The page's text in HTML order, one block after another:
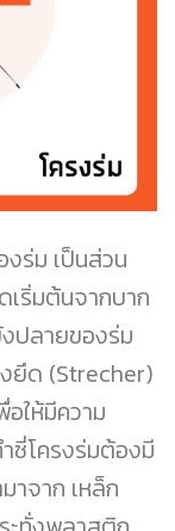
งร่ม เป็นส่วน
เริ่มต้นจากบาก
ปลายของร่ม
ยึด (Strecher)
ให้มีความ
ำซี่โครงร่มต้องมี
าจาก เหล็ก